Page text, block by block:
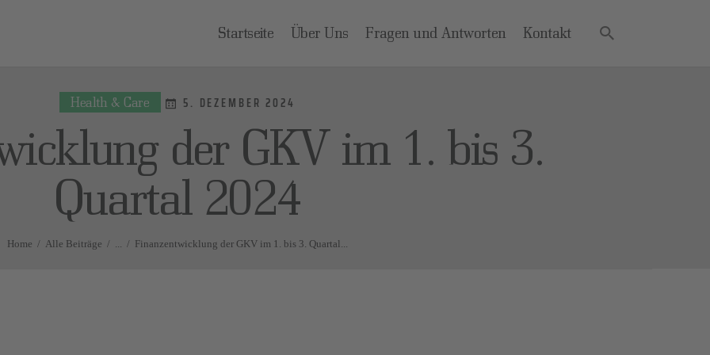
Startseite Über Uns Fragen und Antworten Kontakt
Health & Care 5. DEZEMBER 2024
der GKV im 1. bis 3.
Quartal 2024
Home Alle Beiträge ... Finanzentwicklung der GKV im 1. bis 3. Quartal...
UND